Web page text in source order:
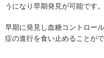
うになり早期発見が可能です。
早期に発見し血糖コントロー
症の進行を食い止めることがで